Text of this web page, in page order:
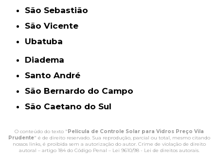
São Sebastião
São Vicente
Ubatuba
Diadema
Santo André
São Bernardo do Campo
São Caetano do Sul
O conteúdo do texto "Película de Controle Solar para Vidros Preço Vila
Prudente" é de direito reservado. Sua reprodução, parcial ou total, mesmo citando
nossos links, é proibida sem a autorização do autor. Crime de violação de direito
autoral – artigo 184 do Código Penal – Lei 9610/98 - Lei de direitos autorais.